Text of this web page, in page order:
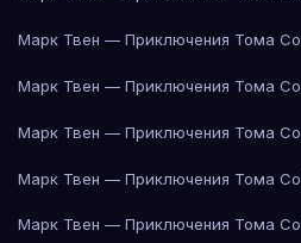
Марк Твен — Приключения Тома
Марк Твен — Приключения Тома
Марк Твен — Приключения Тома
Марк Твен — Приключения Тома
Марк Твен — Приключения Тома